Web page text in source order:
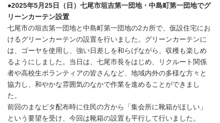
●2025年5月25日（日）七尾市垣吉第一団地・中島町第一団地でグ
リーンカーテン設置
七尾市の垣吉第一団地と中島町第一団地の2カ所で、仮設住宅にお
けるグリーンカーテンの設置を行いました。グリーンカーテンに
は、ゴーヤを使用し、強い日差しを和らげながら、収穫も楽しめ
るようにしました。当日は、七尾市長をはじめ、リクルート関係
者や高校生ボランティアの皆さんなど、地域内外の多様な方々と
協力し、和やかな雰囲気のなかで作業を進めることができまし
た。
前回のまなピタ配布時に住民の方から「集会所に靴箱がほしい」
という要望を受け、今回は靴箱の設置も平行して行いました。